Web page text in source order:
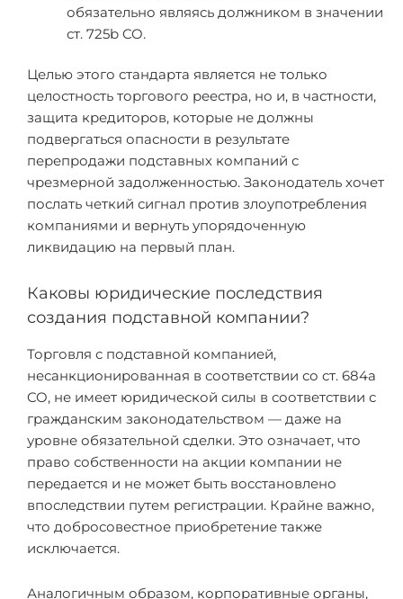
обязательно являясь должником в значении
ст. 725b CO.
Целью этого стандарта является не только
целостность торгового реестра, но и, в частности,
защита кредиторов, которые не должны
подвергаться опасности в результате
перепродажи подставных компаний с
чрезмерной задолженностью. Законодатель хочет
послать четкий сигнал против злоупотребления
компаниями и вернуть упорядоченную
ликвидацию на первый план.
Каковы юридические последствия
создания подставной компании?
Торговля с подставной компанией,
несанкционированная в соответствии со ст. 684a
CO, не имеет юридической силы в соответствии с
гражданским законодательством — даже на
уровне обязательной сделки. Это означает, что
право собственности на акции компании не
передается и не может быть восстановлено
впоследствии путем регистрации. Крайне важно,
что добросовестное приобретение также
исключается.
Аналогичным образом, корпоративные органы,